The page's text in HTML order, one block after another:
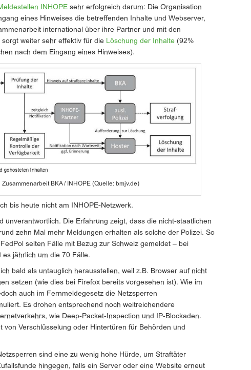
INHOPE sehr erfolgreich darum: Die Organisation
eines Hinweises die betreffenden Inhalte und Webserver,
international über ihre Partner und mit den
sorgt weiter sehr effektiv für die Löschung der Inhalte (92%
nach dem Eingang eines Hinweises).
Zusammenarbeit BKA / INHOPE (Quelle: bmjv.de)
bis heute nicht am INHOPE-Netzwerk.
unverantwortlich. Die Erfahrung zeigt, dass die nicht-staatlichen
zehn Mal mehr Meldungen erhalten als solche der Polizei. So
selten Fälle mit Bezug zur Schweiz gemeldet – bei
es jährlich um die 70 Fälle.
bald als untauglich herausstellen, weil z.B. Browser auf nicht
setzen (wie dies bei Firefox bereits vorgesehen ist). Wie im
auch im Fernmeldegesetz die Netzsperren
Es drohen entsprechend noch weitreichendere
wie Deep-Packet-Inspection und IP-Blockaden.
von Verschlüsselung oder Hintertüren für Behörden und
sind eine zu wenig hohe Hürde, um Straftäter
hingegen, falls ein Server oder eine Website erneut